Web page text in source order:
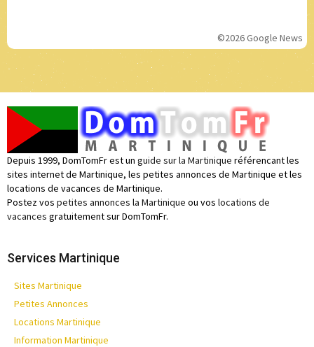
©2026 Google News
Depuis 1999, DomTomFr est un guide sur la Martinique référencant les
sites internet de Martinique, les petites annonces de Martinique et les
locations de vacances de Martinique.
Postez vos petites annonces la Martinique ou vos locations de
vacances gratuitement sur DomTomFr.
Services Martinique
Sites Martinique
Petites Annonces
Locations Martinique
Information Martinique